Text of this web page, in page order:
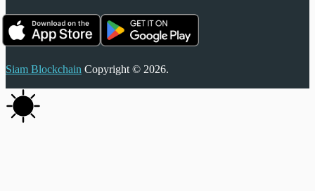
Siam Blockchain Copyright © 2026.